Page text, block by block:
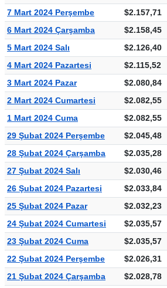
7 Mart 2024 Perşembe
$2.157,71
6 Mart 2024 Çarşamba
$2.158,45
5 Mart 2024 Salı
$2.126,40
4 Mart 2024 Pazartesi
$2.115,52
3 Mart 2024 Pazar
$2.080,84
2 Mart 2024 Cumartesi
$2.082,55
1 Mart 2024 Cuma
$2.082,55
29 Şubat 2024 Perşembe
$2.045,48
28 Şubat 2024 Çarşamba
$2.035,28
27 Şubat 2024 Salı
$2.030,46
26 Şubat 2024 Pazartesi
$2.033,84
25 Şubat 2024 Pazar
$2.032,23
24 Şubat 2024 Cumartesi
$2.035,57
23 Şubat 2024 Cuma
$2.035,57
22 Şubat 2024 Perşembe
$2.026,31
21 Şubat 2024 Çarşamba
$2.028,78